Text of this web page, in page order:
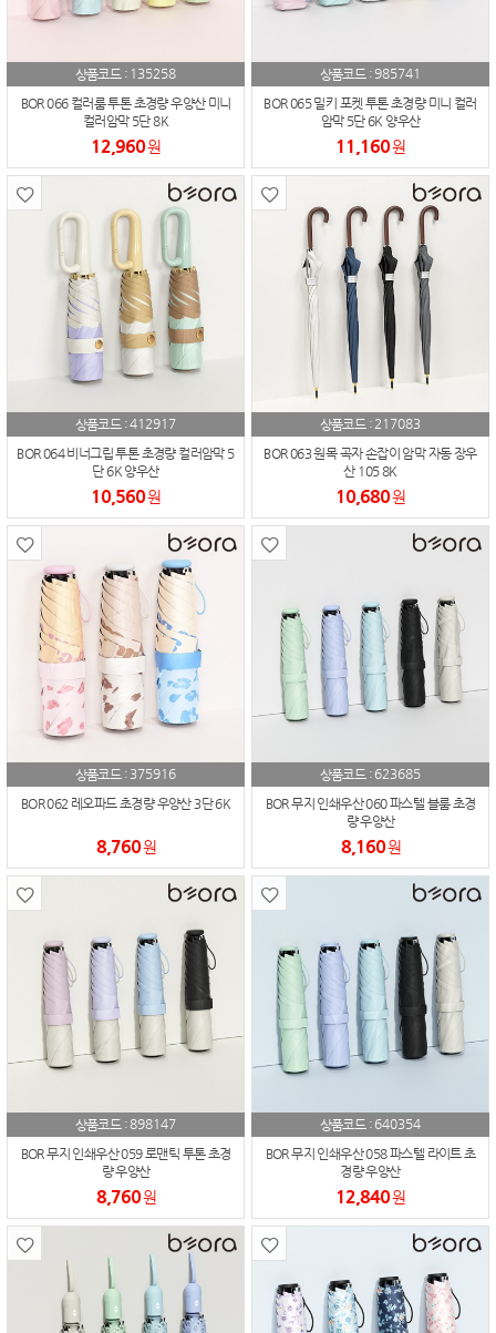
상품코드 : 135258
BOR 066 컬러룸 투톤 초경량 우양산 미니
컬러암막 5단 8K
12,960원
상품코드 :985741
BOR 065 밀키 포켓 투톤 초경량 미니 컬러
암막 5단 6K 양우산
11,160원
상품코드 :412917
BOR 064 비너그립 투톤 초경량 컬러암막 5
단 6K 양우산
10,560원
상품코드 :217083
BOR 063 원목 곡자 손잡이 암막 자동 장우
산 105 8K
10,680원
상품코드 : 375916
BOR 062 레오파드 초경량 우양산 3단 6K
8,760원
상품코드 : 623685
BOR 무지 인쇄우산 060 파스텔 블룸 초경
량 우양산
8,160원
상품코드 :898147
BOR 무지 인쇄우산 059 로맨틱 투톤 초경
량 우양산
8,760원
상품코드 : 640354
BOR 무지 인쇄우산 058 파스텔 라이트 초
경량 우양산
12,840원